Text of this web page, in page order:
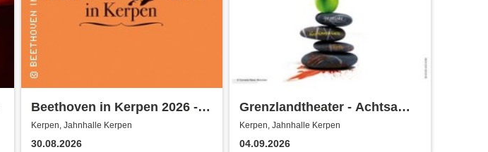
Beethoven in Kerpen 2026 -
Sommerkonzerte 2026
Kerpen, Jahnhalle Kerpen
30.08.2026
Grenzlandtheater - Achtsam
Morden durch bewusste
Ernährung
Kerpen, Jahnhalle Kerpen
04.09.2026